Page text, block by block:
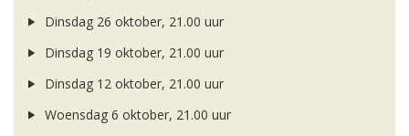
Dinsdag 26 oktober, 21.00 uur
Dinsdag 19 oktober, 21.00 uur
Dinsdag 12 oktober, 21.00 uur
Woensdag 6 oktober, 21.00 uur